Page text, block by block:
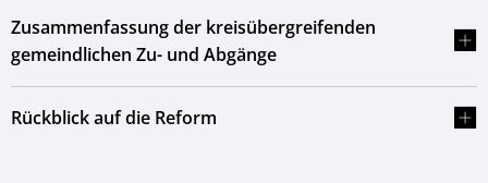
Zusammenfassung der kreisübergreifenden
gemeindlichen Zu- und Abgänge
Rückblick auf die Reform